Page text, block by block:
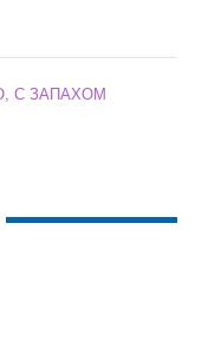
С ЗАПАХОМ